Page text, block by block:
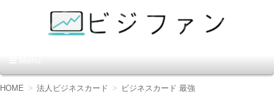
ン】
コ
HOME 法人ビジネスカード ビジネスカード 最強